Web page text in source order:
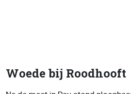
Woede bij Roodhooft